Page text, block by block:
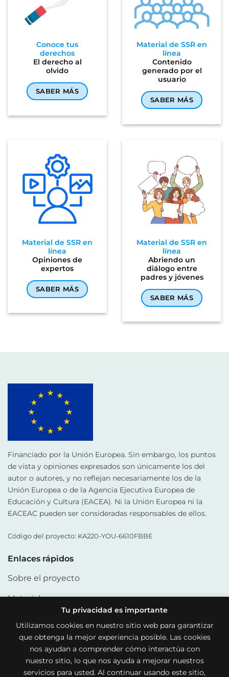
Conoce tus
derechos
El derecho al
olvido
SABER MÁS
Material de SSR en
línea
Contenido
generado por el
usuario
SABER MÁS
Material de SSR en
línea
Opiniones de
expertos
SABER MÁS
Material de SSR en
línea
Abriendo un
diálogo entre
padres y jóvenes
SABER MÁS
Financiado por la Unión Europea. Sin embargo, los puntos
de vista y opiniones expresados son únicamente los del
autor o autores, y no reflejan necesariamente los de la
Unión Europea o de la Agencia Ejecutiva Europea de
Educación y Cultura (EACEA). Ni la Unión Europea ni la
EACEAC pueden ser consideradas responsables de ellos.
Código del proyecto: KA220-YOU-6610FBBE
Enlaces rápidos
Sobre el proyecto
Materiales
Artículos
Enlaces de interés
Tu privacidad es importante
Utilizamos cookies en nuestro sitio web para garantizar
que obtenga la mejor experiencia posible. Las cookies
nos ayudan a comprender cómo interactúa con
nuestro sitio, lo que nos ayuda a mejorar nuestros
servicios para usted. Al continuar usando este sitio,